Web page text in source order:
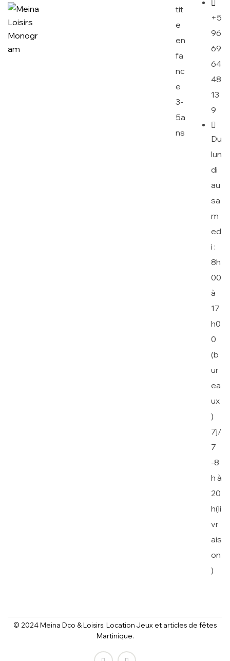
tit
e
en
fa
nc
e
3-
5a
ns
+5
96
69
64
48
13
9
Du
lun
di
au
sa
m
ed
i :
8h
00
à
17
h0
0
(b
ur
ea
ux
)
7j/
7
-8
h à
20
h(li
vr
ais
on
)
© 2024 Meina Dco & Loisirs. Location Jeux et articles de fêtes
Martinique.